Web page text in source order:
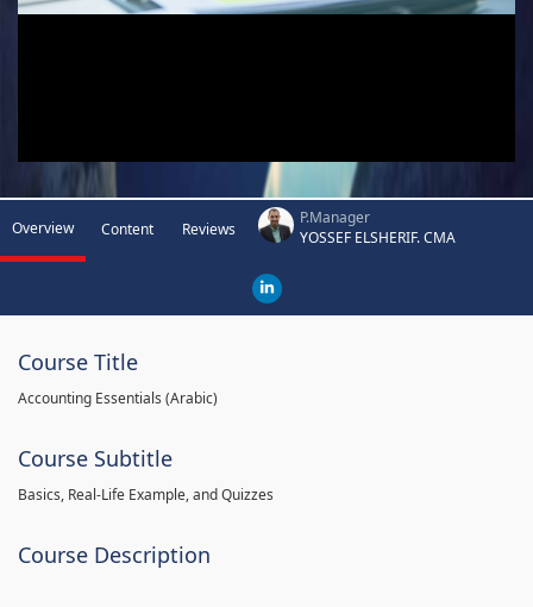
Overview Content Reviews
P.Manager
YOSSEF ELSHERIF. CMA
Course Title
Accounting Essentials (Arabic)
Course Subtitle
Basics, Real-Life Example, and Quizzes
Course Description